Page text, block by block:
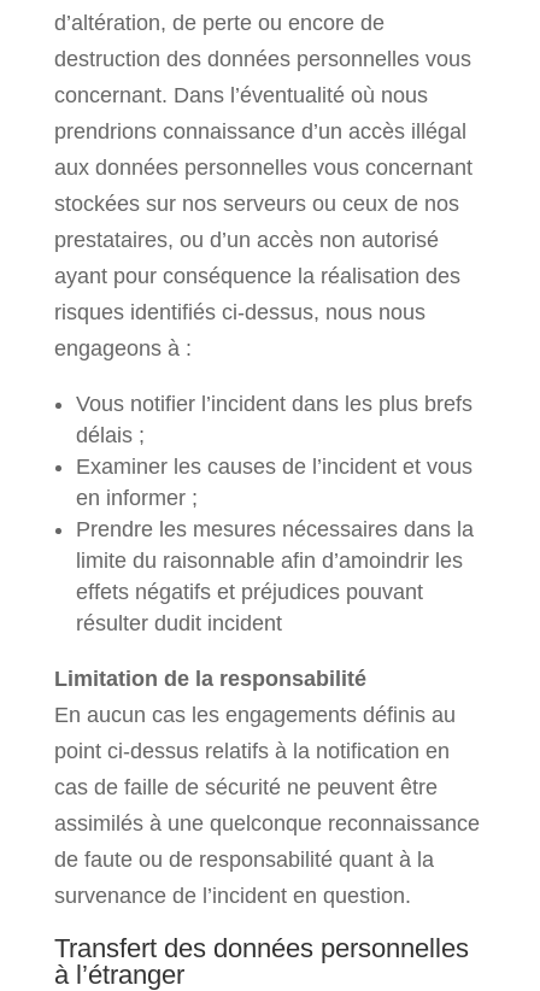
d’altération, de perte ou encore de
destruction des données personnelles vous
concernant. Dans l’éventualité où nous
prendrions connaissance d’un accès illégal
aux données personnelles vous concernant
stockées sur nos serveurs ou ceux de nos
prestataires, ou d’un accès non autorisé
ayant pour conséquence la réalisation des
risques identifiés ci-dessus, nous nous
engageons à :
Vous notifier l’incident dans les plus brefs
délais ;
Examiner les causes de l’incident et vous
en informer ;
Prendre les mesures nécessaires dans la
limite du raisonnable afin d’amoindrir les
effets négatifs et préjudices pouvant
résulter dudit incident
Limitation de la responsabilité
En aucun cas les engagements définis au
point ci-dessus relatifs à la notification en
cas de faille de sécurité ne peuvent être
assimilés à une quelconque reconnaissance
de faute ou de responsabilité quant à la
survenance de l’incident en question.
Transfert des données personnelles
à l’étranger